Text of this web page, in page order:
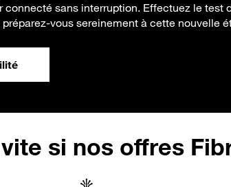
connecté sans interruption. Effectuez le test
vous sereinement à cette nouvelle
si nos offres